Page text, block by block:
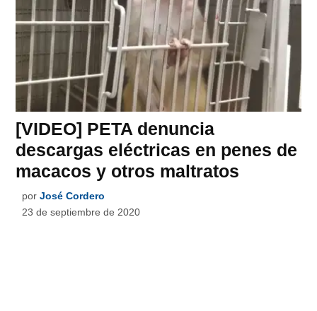
[VIDEO] PETA denuncia
descargas eléctricas en penes de
macacos y otros maltratos
por José Cordero
23 de septiembre de 2020